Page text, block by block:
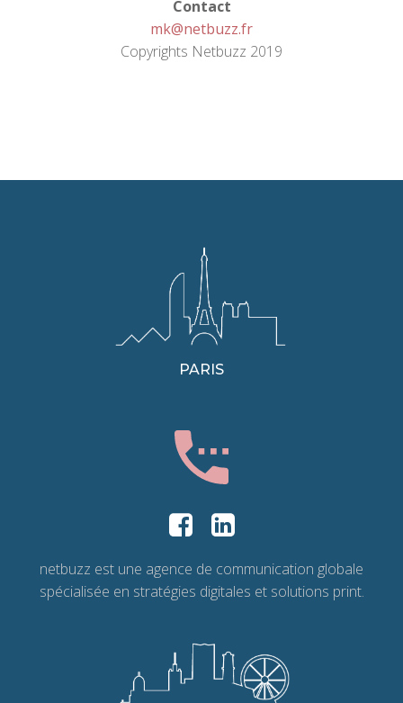
Contact
mk@netbuzz.fr
Copyrights Netbuzz 2019
PARIS
netbuzz est une agence de communication globale
spécialisée en stratégies digitales et solutions print.